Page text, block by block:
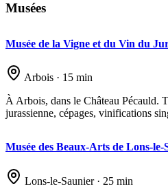
Musées
Musée de la Vigne et du Vin du
Arbois · 15 min
À Arbois, dans le Château Pécauld.
jurassienne, cépages, vinifications
Musée des Beaux-Arts de Lons-le-
Lons-le-Saunier · 25 min